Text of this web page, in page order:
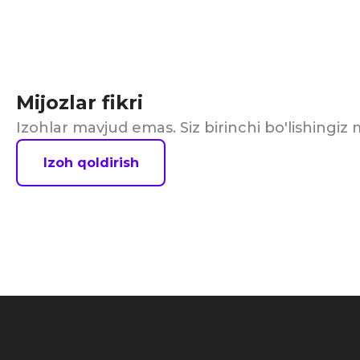
Mijozlar fikri
Izohlar mavjud emas. Siz birinchi bo'lishingiz
Izoh qoldirish